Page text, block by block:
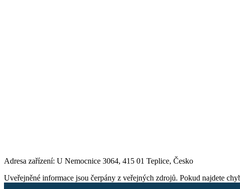
Adresa zařízení: U Nemocnice 3064, 415 01 Teplice, Česko
Uveřejněné informace jsou čerpány z veřejných zdrojů. Pokud najdete